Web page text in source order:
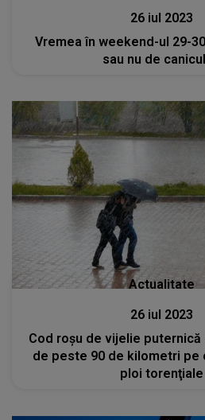
26 iul 2023
Vremea în weekend-ul 29-
sau nu de
Actualitate
26 iul 2023
Cod roşu de vijelie
de peste 90 de kilometri pe
ploi torenţiale